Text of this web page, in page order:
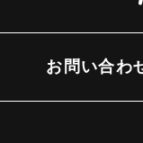
お問い合わ